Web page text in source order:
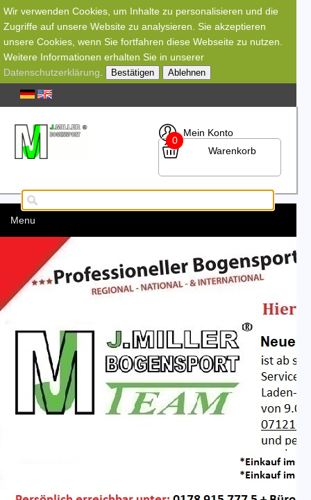
Wir verwenden Cookies, um Inhalte zu personalisieren und die
Zugriffe auf unsere Website zu analysieren. Sie akzeptieren
unsere Cookies, wenn Sie fortfahren diese Webseite zu nutzen.
Weitere Informationen erhalten Sie in unserer
Datenschutzerklärung
Bestätigen Ablehnen
Mein Konto
0
Warenkorb
Menu